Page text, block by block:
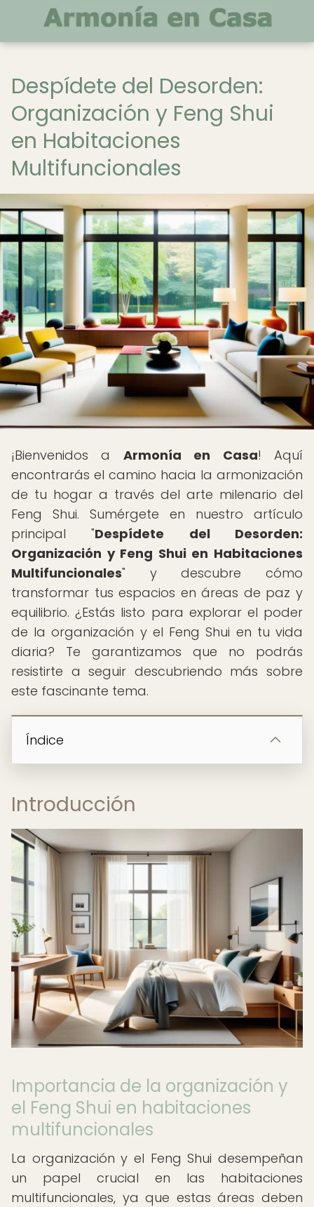
Despídete del Desorden:
Organización y Feng Shui
en Habitaciones
Multifuncionales
¡Bienvenidos a Armonía en Casa! Aquí
encontrarás el camino hacia la armonización
de tu hogar a través del arte milenario del
Feng Shui. Sumérgete en nuestro artículo
principal "Despídete del Desorden:
Organización y Feng Shui en Habitaciones
Multifuncionales" y descubre cómo
transformar tus espacios en áreas de paz y
equilibrio. ¿Estás listo para explorar el poder
de la organización y el Feng Shui en tu vida
diaria? Te garantizamos que no podrás
resistirte a seguir descubriendo más sobre
este fascinante tema.
Índice
Introducción
Importancia de la organización y
el Feng Shui en habitaciones
multifuncionales
La organización y el Feng Shui desempeñan
un papel crucial en las habitaciones
multifuncionales, ya que estas áreas deben